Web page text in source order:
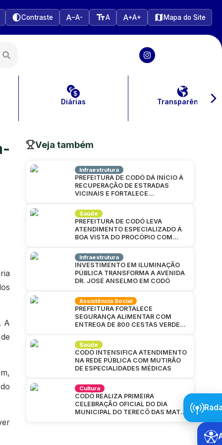
Contraste A- A A+ Mapa do Site
Diárias Transparência
A
Veja também
Infraestrutura
PREFEITURA DE CODÓ DÁ INÍCIO À
RECUPERAÇÃO DE ESTRADAS
VICINAIS E FORTALECE
Saúde
PREFEITURA DE CODÓ LEVA
ATENDIMENTO ESPECIALIZADO À
BOA VISTA DO PROCÓPIO COM
Infraestrutura
INVESTIMENTO EM ILUMINAÇÃO
PÚBLICA TRANSFORMA A AVENIDA
DR. JOSÉ ANSELMO EM CODÓ
Assistência Social
PREFEITURA FORTALECE
SEGURANÇA ALIMENTAR COM
ENTREGA DE 800 CESTAS VERDES
Saúde
CODÓ INTENSIFICA ATENDIMENTO
NA REDE PÚBLICA COM MUTIRÃO
DE ESPECIALIDADES MÉDICAS
Cultura
CODÓ REALIZA PRIMEIRA
CELEBRAÇÃO OFICIAL DO DIA
MUNICIPAL DO TERECÔ DAS MATAS